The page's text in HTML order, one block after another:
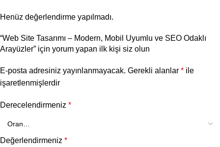
Henüz değerlendirme yapılmadı.
“Web Site Tasarımı – Modern, Mobil Uyumlu ve SEO Odaklı
Arayüzler” için yorum yapan ilk kişi siz olun
E-posta adresiniz yayınlanmayacak. Gerekli alanlar * ile
işaretlenmişlerdir
Derecelendirmeniz *
Değerlendirmeniz *